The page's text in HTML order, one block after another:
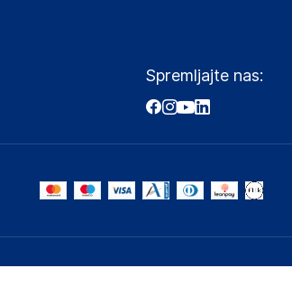
Spremljajte nas: